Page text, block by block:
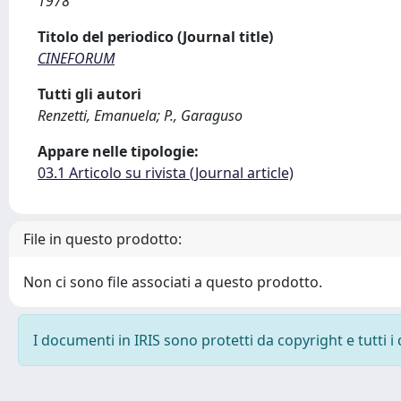
Titolo del periodico (Journal title)
CINEFORUM
Tutti gli autori
Renzetti, Emanuela; P., Garaguso
Appare nelle tipologie:
03.1 Articolo su rivista (Journal article)
File in questo prodotto:
Non ci sono file associati a questo prodotto.
I documenti in IRIS sono protetti da copyright e tutti